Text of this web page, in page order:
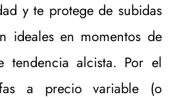
y te protege de subidas
ideales en momentos de
tendencia alcista. Por el
a precio variable (o